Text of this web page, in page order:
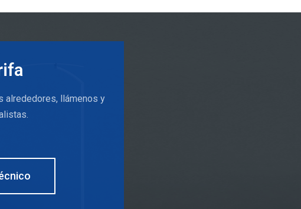
alrededores, llámenos y